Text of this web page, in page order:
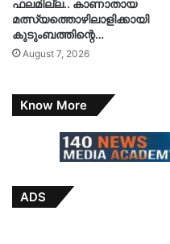
ഫലമില്ല.. കാണാതായ
മത്സ്യത്തൊഴിലാളിക്കായി
കുടുംബത്തിന്റെ…
August 7, 2026
Know More
ADS